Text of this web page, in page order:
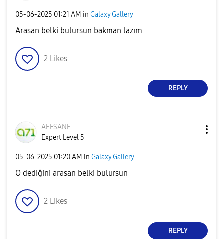
‎05-06-2025 01:21 AM in Galaxy Gallery
Arasan belki bulursun bakman lazım
2 Likes
REPLY
AEFSANE
Expert Level 5
‎05-06-2025 01:20 AM in Galaxy Gallery
O dediğini arasan belki bulursun
2 Likes
REPLY